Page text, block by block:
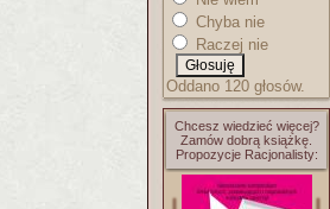
Chyba nie
Raczej nie
Oddano 120 głosów.
Chcesz wiedzieć więcej?
Zamów dobrą książkę.
Propozycje Racjonalisty: